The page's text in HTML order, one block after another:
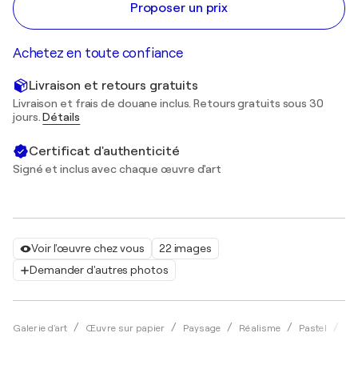
Voir l'œuvre chez vous
22 images
Demander d'autres photos
Galerie d'art Œuvre sur papier Paysage Réalisme Pastel
Proposer un prix
Achetez en toute confiance
Livraison et retours gratuits
Livraison et frais de douane inclus. Retours gratuits sous 30
jours.Détails
Certificat d'authenticité
Signé et inclus avec chaque œuvre d'art